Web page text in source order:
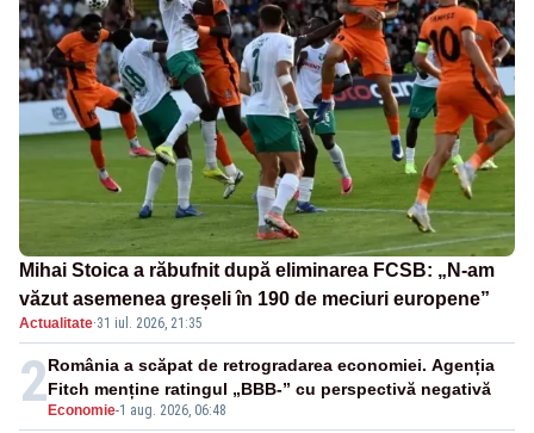
Mihai Stoica a răbufnit după eliminarea FCSB: „N-am
văzut asemenea greșeli în 190 de meciuri europene”
Actualitate·31 iul. 2026, 21:35
2 Economie-1 aug. 2026, 06:48
România a scăpat de retrogradarea economiei. Agenția
Fitch menține ratingul „BBB-” cu perspectivă negativă